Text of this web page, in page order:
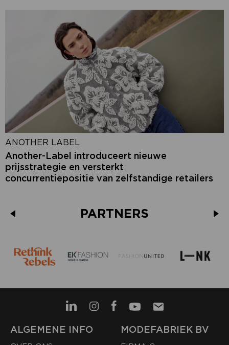
ANOTHER LABEL
Another-Label introduceert nieuwe
prijsstrategie en versterkt
concurrentiepositie van zelfstandige retailers
PARTNERS
ALGEMENE INFO MODEFABRIEK BV